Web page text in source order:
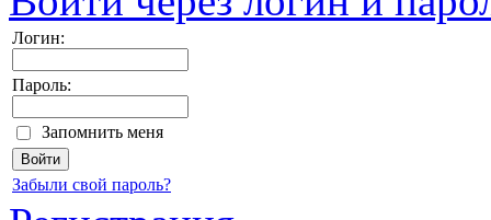
Логин:
Пароль:
Запомнить меня
Забыли свой пароль?